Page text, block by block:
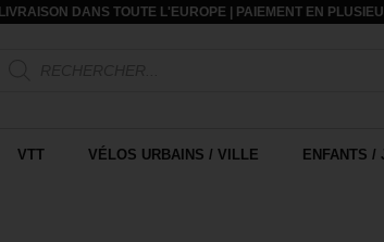
LIVRAISON DANS TOUTE L'EUROPE | PAIEMENT EN
VTT VÉLOS URBAINS / VILLE ENFANTS /